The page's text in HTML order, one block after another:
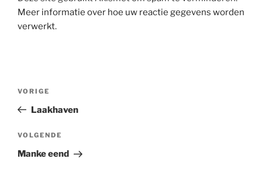
Meer informatie over hoe uw reactie gegevens worden
verwerkt.
Vorig
bericht
VORIGE
Laakhaven
Volgend
bericht
VOLGENDE
Manke eend